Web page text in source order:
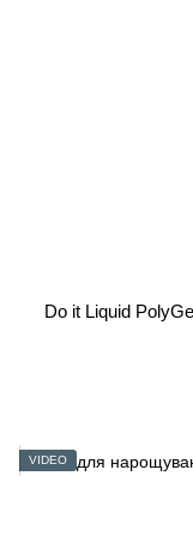
Do it Liquid
VIDEO